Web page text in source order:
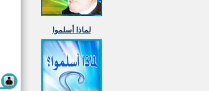
لماذا أسلموا